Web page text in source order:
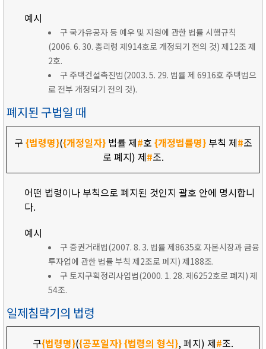
예시
구 국가유공자 등 예우 및 지원에 관한 법률 시행규칙
(2006. 6. 30. 총리령 제914호로 개정되기 전의 것) 제12조 제
2호.
구 주택건설촉진법(2003. 5. 29. 법률 제 6916호 주택법으
로 전부 개정되기 전의 것).
폐지된 구법일 때
구 {법령명}({개정일자}법률 제#호 {개정법률명}부칙 제#조
로 폐지) 제#조.
어떤 법령이나 부칙으로 폐지된 것인지 괄호 안에 명시합니
다.
예시
구 증권거래법(2007. 8. 3. 법률 제8635호 자본시장과 금융
투자업에 관한 법률 부칙 제2조로 폐지) 제188조.
구 토지구획정리사업법(2000. 1. 28. 제6252호로 폐지) 제
54조.
일제침략기의 법령
구{법령명}({공포일자}{법령의 형식}, 폐지) 제#조.